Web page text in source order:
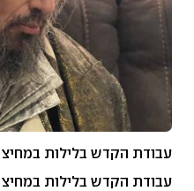
עבודת הקדש בלילות
עבודת הקדש בלילות